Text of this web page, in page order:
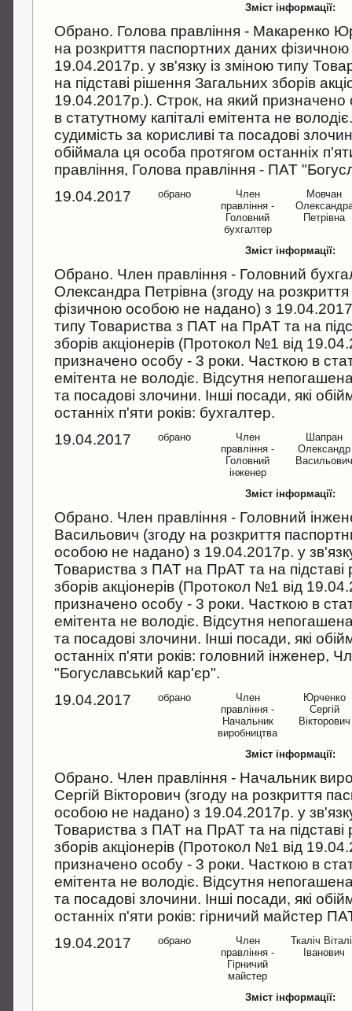
Зміст інформації:
Обрано. Голова правління - Макаренко
на розкриття паспортних даних
19.04.2017р. у зв'язку із зміною типу
на підставі рішення Загальних зборів
19.04.2017р.). Строк, на який
в статутному капіталі емітента не
судимість за корисливі та посадові
обіймала ця особа протягом останніх
правління, Голова правління - ПАТ
19.04.2017
обрано
Член
правління -
Головний
бухгалтер
Мовчан
Петрівна
Зміст інформації:
Обрано. Член правління - Головний
Олександра Петрівна (згоду на
фізичною особою не надано) з
типу Товариства з ПАТ на ПрАТ та на
зборів акціонерів (Протокол №1 від
призначено особу - 3 роки. Часткою в
емітента не володіє. Відсутня
та посадові злочини. Інші посади, які
останніх п'яти років: бухгалтер.
19.04.2017
обрано
Член
правління -
Головний
інженер
Шапран
Олександр
Зміст інформації:
Обрано. Член правління - Головний
Васильович (згоду на розкриття
особою не надано) з 19.04.2017р. у
Товариства з ПАТ на ПрАТ та на підставі
зборів акціонерів (Протокол №1 від
призначено особу - 3 роки. Часткою в
емітента не володіє. Відсутня
та посадові злочини. Інші посади, які
останніх п'яти років: головний інженер,
"Богуславський кар'єр".
19.04.2017
обрано
Член
правління -
Начальник
виробництва
Юрченко
Сергій
Вікторович
Зміст інформації:
Обрано. Член правління - Начальник
Сергій Вікторович (згоду на розкриття
особою не надано) з 19.04.2017р. у
Товариства з ПАТ на ПрАТ та на підставі
зборів акціонерів (Протокол №1 від
призначено особу - 3 роки. Часткою в
емітента не володіє. Відсутня
та посадові злочини. Інші посади, які
останніх п'яти років: гірничий майстер
19.04.2017
обрано
Член
правління -
Гірничий
майстер
Ткаліч
Іванович
Зміст інформації: